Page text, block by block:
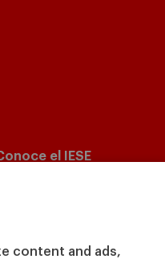
content and ads,
el IESE
impacto